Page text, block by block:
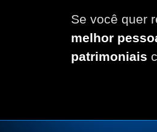
Se você quer
melhor
patrimoniais